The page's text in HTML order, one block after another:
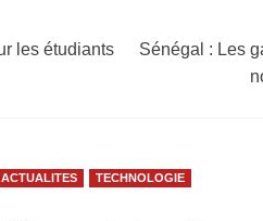
les étudiants
Sénégal : Les
ACTUALITES TECHNOLOGIE